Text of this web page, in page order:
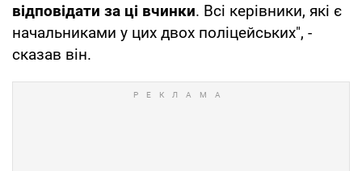
відповідати за ці вчинки. Всі керівники, які є
начальниками у цих двох поліцейських", -
сказав він.